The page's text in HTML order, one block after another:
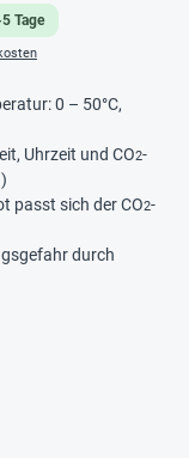
Tage
0 – 50°C,
Uhrzeit und CO2-
passt sich der CO2-
durch